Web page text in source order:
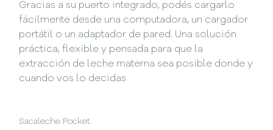
Gracias a su puerto integrado, podés cargarlo
fácilmente desde una computadora, un cargador
portátil o un adaptador de pared. Una solución
práctica, flexible y pensada para que la
extracción de leche materna sea posible donde y
cuando vos lo decidas
Sacaleche Pocket